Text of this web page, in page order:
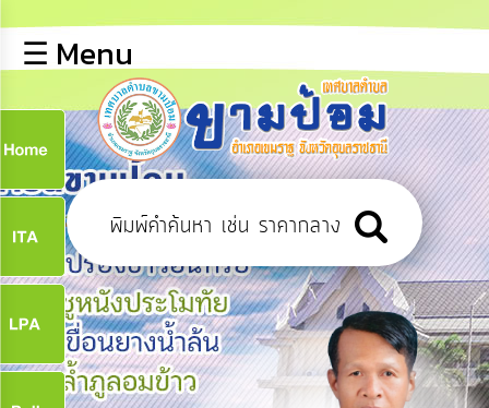
หลัก
ข้อมูล
พื้น
ฐาน
บุคลากร
ข่าว
ประชาสัมพันธ์
การ
ปฏิสัมพันธ์
☰ Menu